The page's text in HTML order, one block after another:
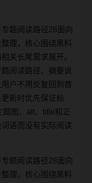
题阅读路径28面向
理，核心围绕黑料
关长尾需求展开。
阅读路径、摘要说
户不用反复回到首
新时优先保证标
图、alt、title和正
语而没有实际阅读
题阅读路径28面向
理，核心围绕黑料